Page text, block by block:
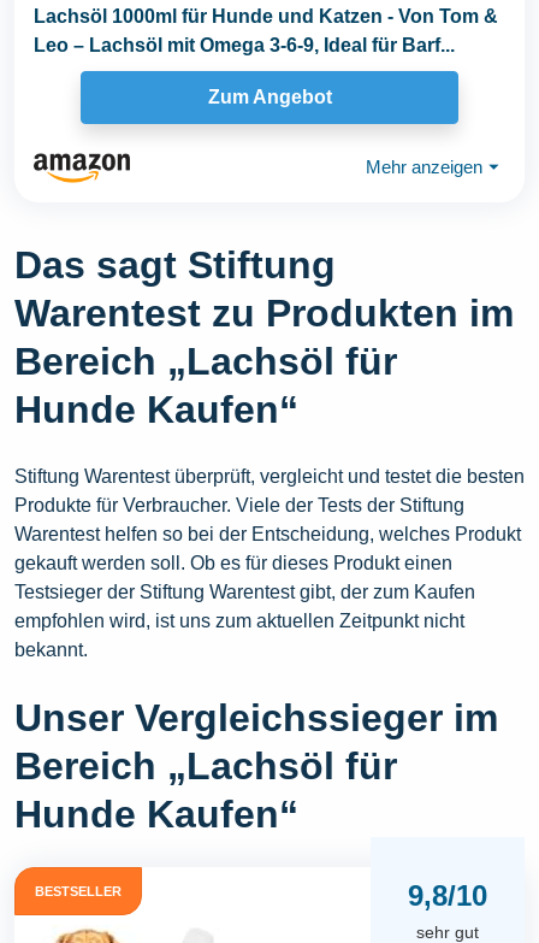
Lachsöl 1000ml für Hunde und Katzen - Von Tom &
Leo – Lachsöl mit Omega 3-6-9, Ideal für Barf...
Zum Angebot
Mehr anzeigen ⏷
Das sagt Stiftung
Warentest zu Produkten im
Bereich „Lachsöl für
Hunde Kaufen“
Stiftung Warentest überprüft, vergleicht und testet die besten
Produkte für Verbraucher. Viele der Tests der Stiftung
Warentest helfen so bei der Entscheidung, welches Produkt
gekauft werden soll. Ob es für dieses Produkt einen
Testsieger der Stiftung Warentest gibt, der zum Kaufen
empfohlen wird, ist uns zum aktuellen Zeitpunkt nicht
bekannt.
Unser Vergleichssieger im
Bereich „Lachsöl für
Hunde Kaufen“
BESTSELLER 9,8/10
sehr gut